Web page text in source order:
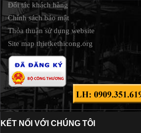
Đối tác khách hàng
Chính sách bảo mật
Thỏa thuận sử dụng website
Site map thietkethicong.org
KẾT NỐI VỚI CHÚNG TÔI